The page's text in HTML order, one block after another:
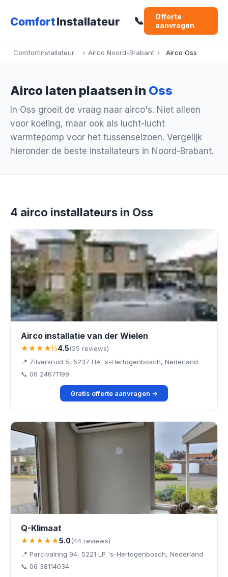
📞
Offerte
aanvragen
ComfortInstallateur › Airco Noord-Brabant › Airco Oss
Airco laten plaatsen in Oss
In Oss groeit de vraag naar airco's. Niet alleen
voor koeling, maar ook als lucht-lucht
warmtepomp voor het tussenseizoen. Vergelijk
hieronder de beste installateurs in Noord-Brabant.
4 airco installateurs in Oss
Airco installatie van der Wielen
★★★★½4.5(25 reviews)
📍 Zilverkruid 5, 5237 HA 's-Hertogenbosch, Nederland
📞 06 24671199
Gratis offerte aanvragen →
Q-Klimaat
★★★★★5.0(44 reviews)
📍 Parcivalring 94, 5221 LP 's-Hertogenbosch, Nederland
📞 06 38114034